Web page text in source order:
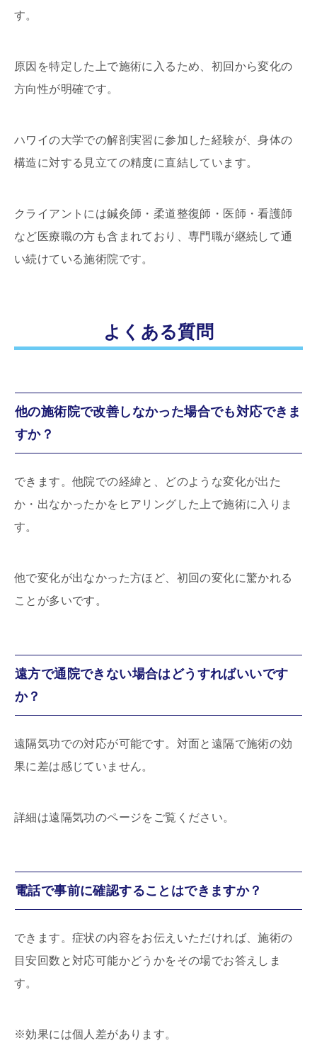
す。
原因を特定した上で施術に入るため、初回から変化の
方向性が明確です。
ハワイの大学での解剖実習に参加した経験が、身体の
構造に対する見立ての精度に直結しています。
クライアントには鍼灸師・柔道整復師・医師・看護師
など医療職の方も含まれており、専門職が継続して通
い続けている施術院です。
よくある質問
他の施術院で改善しなかった場合でも対応できま
すか？
できます。他院での経緯と、どのような変化が出た
か・出なかったかをヒアリングした上で施術に入りま
す。
他で変化が出なかった方ほど、初回の変化に驚かれる
ことが多いです。
遠方で通院できない場合はどうすればいいです
か？
遠隔気功での対応が可能です。対面と遠隔で施術の効
果に差は感じていません。
詳細は遠隔気功のページをご覧ください。
電話で事前に確認することはできますか？
できます。症状の内容をお伝えいただければ、施術の
目安回数と対応可能かどうかをその場でお答えしま
す。
※効果には個人差があります。